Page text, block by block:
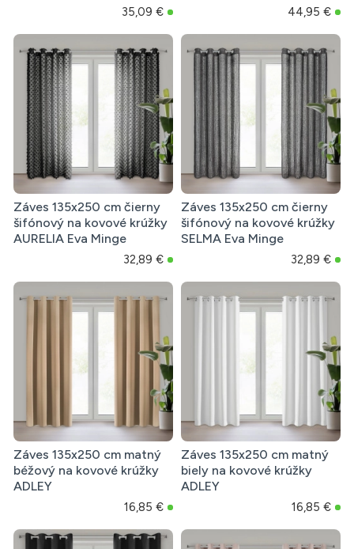
35,09 € 44,95 €
Záves 135x250 cm čierny
šifónový na kovové krúžky
AURELIA Eva Minge
32,89 €
Záves 135x250 cm čierny
šifónový na kovové krúžky
SELMA Eva Minge
32,89 €
Záves 135x250 cm matný
béžový na kovové krúžky
ADLEY
16,85 €
Záves 135x250 cm matný
biely na kovové krúžky
ADLEY
16,85 €